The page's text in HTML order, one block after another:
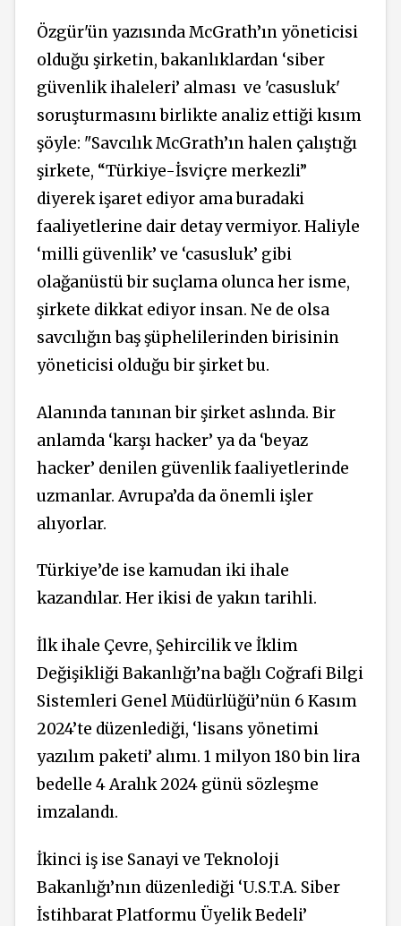
Özgür'ün yazısında McGrath’ın yöneticisi
olduğu şirketin, bakanlıklardan ‘siber
güvenlik ihaleleri’ alması ve 'casusluk'
soruşturmasını birlikte analiz ettiği kısım
şöyle: "Savcılık McGrath’ın halen çalıştığı
şirkete, “Türkiye-İsviçre merkezli”
diyerek işaret ediyor ama buradaki
faaliyetlerine dair detay vermiyor. Haliyle
‘milli güvenlik’ ve ‘casusluk’ gibi
olağanüstü bir suçlama olunca her isme,
şirkete dikkat ediyor insan. Ne de olsa
savcılığın baş şüphelilerinden birisinin
yöneticisi olduğu bir şirket bu.
Alanında tanınan bir şirket aslında. Bir
anlamda ‘karşı hacker’ ya da ‘beyaz
hacker’ denilen güvenlik faaliyetlerinde
uzmanlar. Avrupa’da da önemli işler
alıyorlar.
Türkiye’de ise kamudan iki ihale
kazandılar. Her ikisi de yakın tarihli.
İlk ihale Çevre, Şehircilik ve İklim
Değişikliği Bakanlığı’na bağlı Coğrafi Bilgi
Sistemleri Genel Müdürlüğü’nün 6 Kasım
2024’te düzenlediği, ‘lisans yönetimi
yazılım paketi’ alımı. 1 milyon 180 bin lira
bedelle 4 Aralık 2024 günü sözleşme
imzalandı.
İkinci iş ise Sanayi ve Teknoloji
Bakanlığı’nın düzenlediği ‘U.S.T.A. Siber
İstihbarat Platformu Üyelik Bedeli’